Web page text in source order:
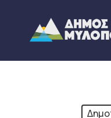
content